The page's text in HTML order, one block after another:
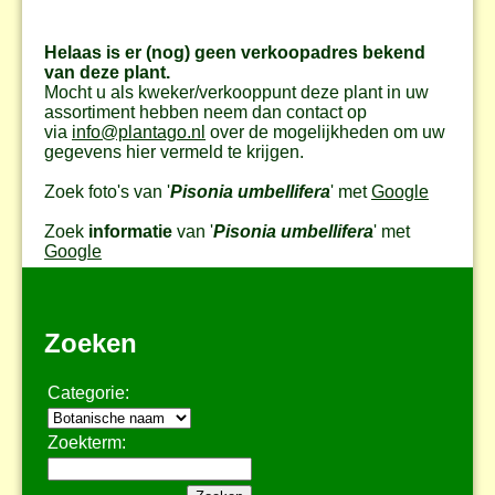
Helaas is er (nog) geen verkoopadres bekend
van deze plant.
Mocht u als kweker/verkooppunt deze plant in uw
assortiment hebben neem dan contact op
via info@plantago.nl over de mogelijkheden om uw
gegevens hier vermeld te krijgen.
Zoek foto's van 'Pisonia umbellifera' metGoogle
Zoek informatie van 'Pisonia umbellifera' met
Google
Zoeken
Categorie:
Zoekterm: